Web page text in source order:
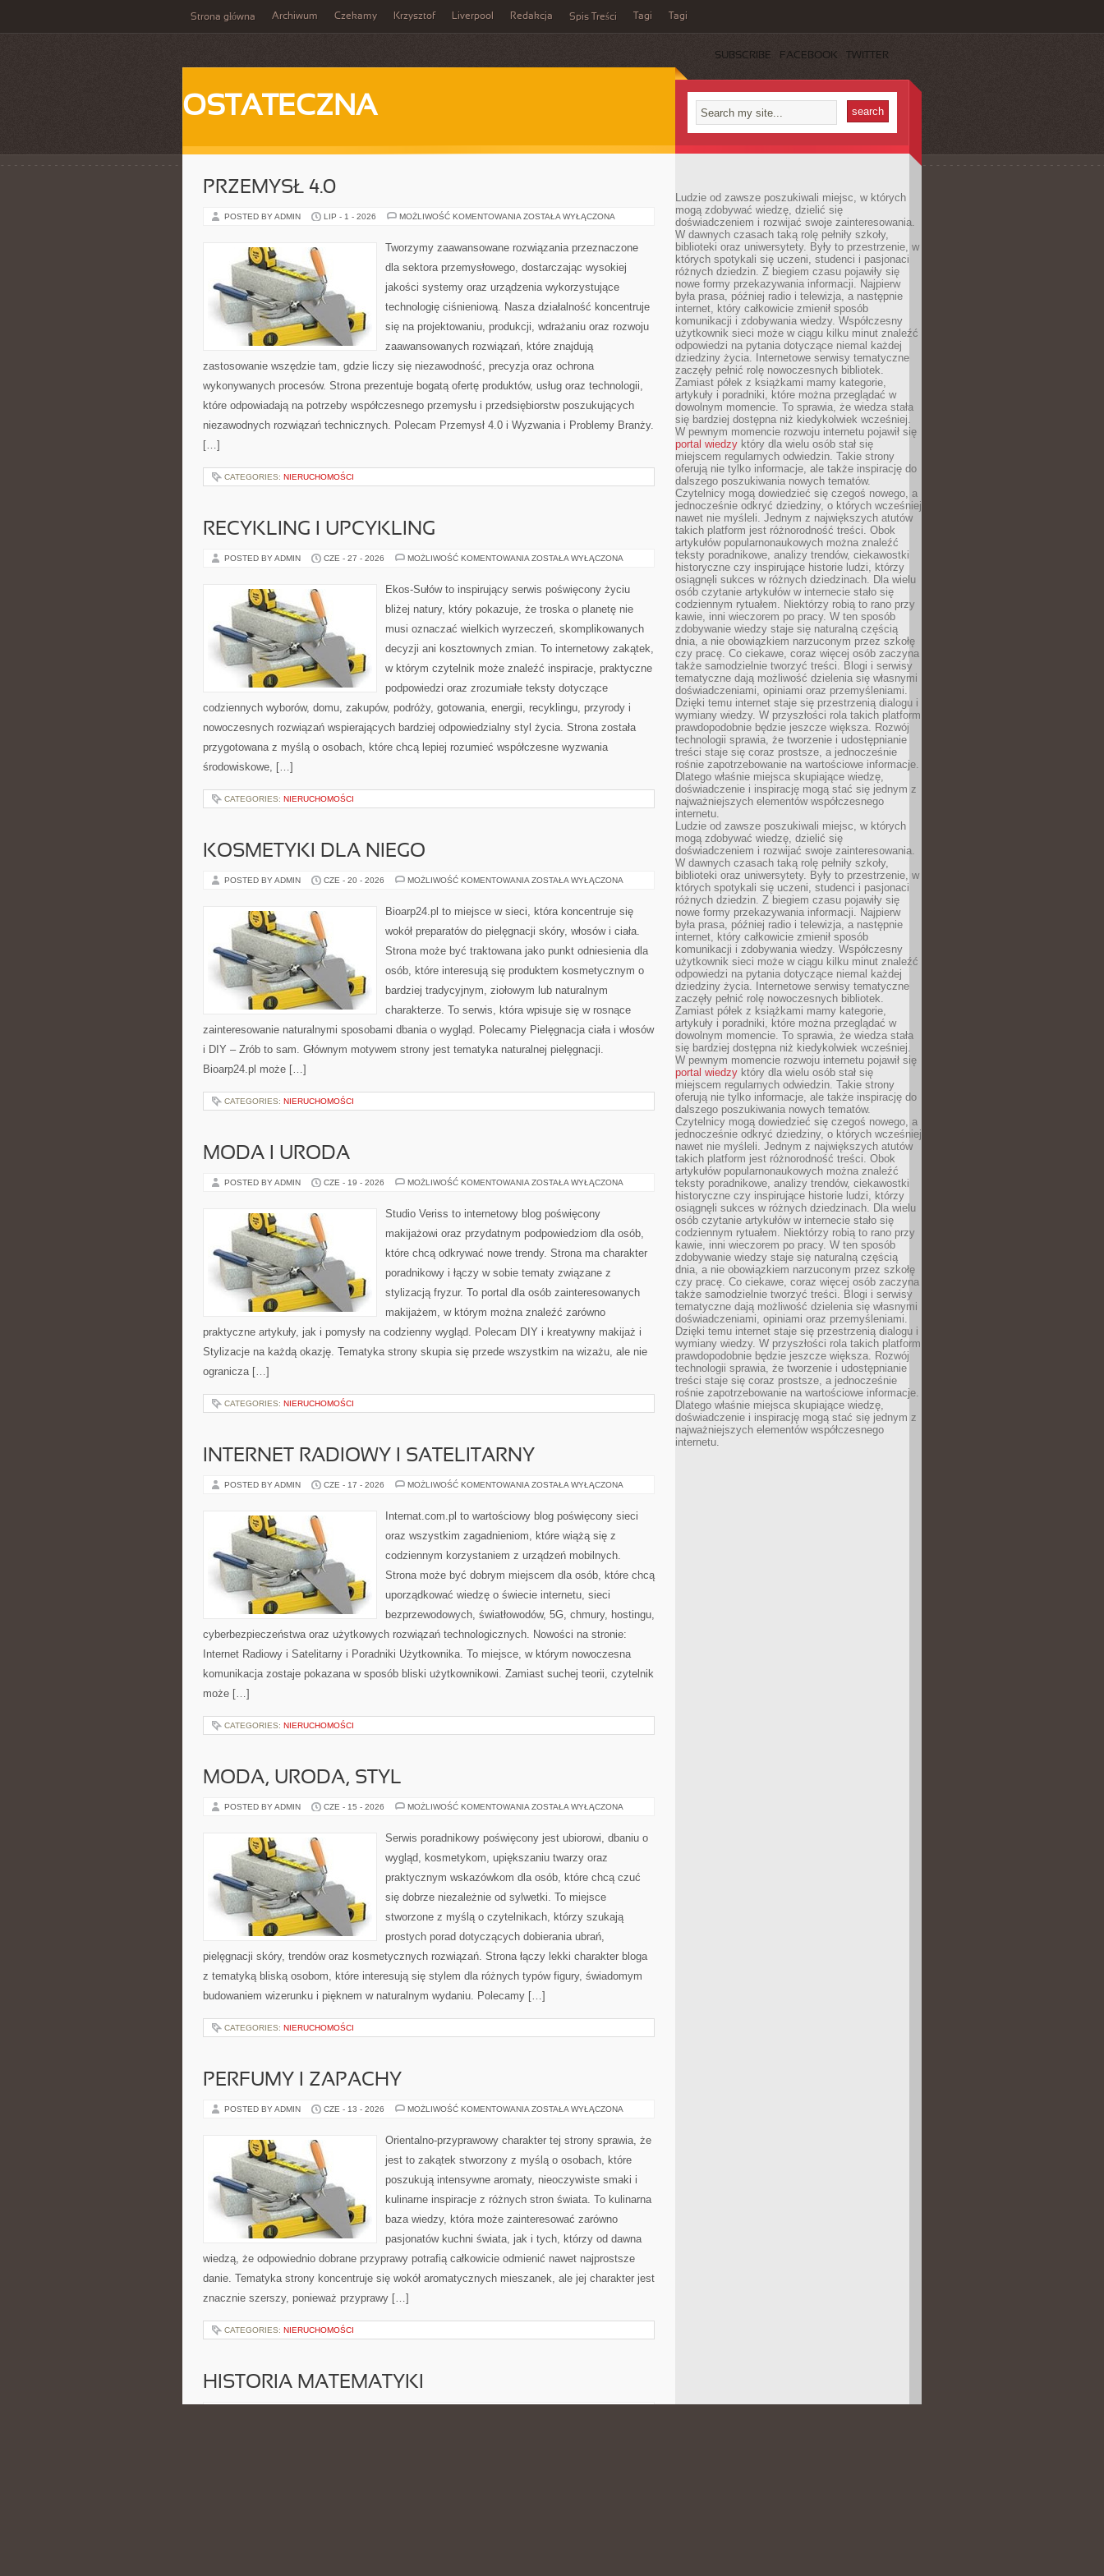
Strona główna Archiwum Czekamy Krzysztof Liverpool Redakcja Spis Treści Tagi Tagi
SUBSCRIBE FACEBOOK TWITTER
OSTATECZNA
PRZEMYSŁ 4.0
POSTED BY ADMIN LIP - 1 - 2026 MOŻLIWOŚĆ KOMENTOWANIA PRZEMYSŁ
ZOSTAŁA WYŁĄCZONA
Tworzymy zaawansowane rozwiązania przeznaczone
dla sektora przemysłowego, dostarczając wysokiej
jakości systemy oraz urządzenia wykorzystujące
technologię ciśnieniową. Nasza działalność koncentruje
się na projektowaniu, produkcji, wdrażaniu oraz rozwoju
zaawansowanych rozwiązań, które znajdują
zastosowanie wszędzie tam, gdzie liczy się niezawodność, precyzja oraz ochrona
wykonywanych procesów. Strona prezentuje bogatą ofertę produktów, usług oraz technologii,
które odpowiadają na potrzeby współczesnego przemysłu i przedsiębiorstw poszukujących
niezawodnych rozwiązań technicznych. Polecam Przemysł 4.0 i Wyzwania i Problemy Branży.
[…]
CATEGORIES: NIERUCHOMOŚCI
RECYKLING I UPCYKLING
POSTED BY ADMIN CZE - 27 - 2026 MOŻLIWOŚĆ KOMENTOWANIA RECYKLING
ZOSTAŁA WYŁĄCZONA
Ekos-Sułów to inspirujący serwis poświęcony życiu
bliżej natury, który pokazuje, że troska o planetę nie
musi oznaczać wielkich wyrzeczeń, skomplikowanych
decyzji ani kosztownych zmian. To internetowy zakątek,
w którym czytelnik może znaleźć inspiracje, praktyczne
podpowiedzi oraz zrozumiałe teksty dotyczące
codziennych wyborów, domu, zakupów, podróży, gotowania, energii, recyklingu, przyrody i
nowoczesnych rozwiązań wspierających bardziej odpowiedzialny styl życia. Strona została
przygotowana z myślą o osobach, które chcą lepiej rozumieć współczesne wyzwania
środowiskowe, […]
CATEGORIES: NIERUCHOMOŚCI
KOSMETYKI DLA NIEGO
POSTED BY ADMIN CZE - 20 - 2026 MOŻLIWOŚĆ KOMENTOWANIA KOSMETYKI
ZOSTAŁA WYŁĄCZONA
Bioarp24.pl to miejsce w sieci, która koncentruje się
wokół preparatów do pielęgnacji skóry, włosów i ciała.
Strona może być traktowana jako punkt odniesienia dla
osób, które interesują się produktem kosmetycznym o
bardziej tradycyjnym, ziołowym lub naturalnym
charakterze. To serwis, która wpisuje się w rosnące
zainteresowanie naturalnymi sposobami dbania o wygląd. Polecamy Pielęgnacja ciała i włosów
i DIY – Zrób to sam. Głównym motywem strony jest tematyka naturalnej pielęgnacji.
Bioarp24.pl może […]
CATEGORIES: NIERUCHOMOŚCI
MODA I URODA
POSTED BY ADMIN CZE - 19 - 2026 MOŻLIWOŚĆ KOMENTOWANIA MODA
ZOSTAŁA WYŁĄCZONA
Studio Veriss to internetowy blog poświęcony
makijażowi oraz przydatnym podpowiedziom dla osób,
które chcą odkrywać nowe trendy. Strona ma charakter
poradnikowy i łączy w sobie tematy związane z
stylizacją fryzur. To portal dla osób zainteresowanych
makijażem, w którym można znaleźć zarówno
praktyczne artykuły, jak i pomysły na codzienny wygląd. Polecam DIY i kreatywny makijaż i
Stylizacje na każdą okazję. Tematyka strony skupia się przede wszystkim na wizażu, ale nie
ogranicza […]
CATEGORIES: NIERUCHOMOŚCI
INTERNET RADIOWY I SATELITARNY
POSTED BY ADMIN CZE - 17 - 2026 MOŻLIWOŚĆ KOMENTOWANIA INTERNET
SATELITARNY
ZOSTAŁA WYŁĄCZONA
Internat.com.pl to wartościowy blog poświęcony sieci
oraz wszystkim zagadnieniom, które wiążą się z
codziennym korzystaniem z urządzeń mobilnych.
Strona może być dobrym miejscem dla osób, które chcą
uporządkować wiedzę o świecie internetu, sieci
bezprzewodowych, światłowodów, 5G, chmury, hostingu,
cyberbezpieczeństwa oraz użytkowych rozwiązań technologicznych. Nowości na stronie:
Internet Radiowy i Satelitarny i Poradniki Użytkownika. To miejsce, w którym nowoczesna
komunikacja zostaje pokazana w sposób bliski użytkownikowi. Zamiast suchej teorii, czytelnik
może […]
CATEGORIES: NIERUCHOMOŚCI
MODA, URODA, STYL
POSTED BY ADMIN CZE - 15 - 2026 MOŻLIWOŚĆ KOMENTOWANIA MODA,
ZOSTAŁA WYŁĄCZONA
Serwis poradnikowy poświęcony jest ubiorowi, dbaniu o
wygląd, kosmetykom, upiększaniu twarzy oraz
praktycznym wskazówkom dla osób, które chcą czuć
się dobrze niezależnie od sylwetki. To miejsce
stworzone z myślą o czytelnikach, którzy szukają
prostych porad dotyczących dobierania ubrań,
pielęgnacji skóry, trendów oraz kosmetycznych rozwiązań. Strona łączy lekki charakter bloga
z tematyką bliską osobom, które interesują się stylem dla różnych typów figury, świadomym
budowaniem wizerunku i pięknem w naturalnym wydaniu. Polecamy […]
CATEGORIES: NIERUCHOMOŚCI
PERFUMY I ZAPACHY
POSTED BY ADMIN CZE - 13 - 2026 MOŻLIWOŚĆ KOMENTOWANIA PERFUMY
ZOSTAŁA WYŁĄCZONA
Orientalno-przyprawowy charakter tej strony sprawia, że
jest to zakątek stworzony z myślą o osobach, które
poszukują intensywne aromaty, nieoczywiste smaki i
kulinarne inspiracje z różnych stron świata. To kulinarna
baza wiedzy, która może zainteresować zarówno
pasjonatów kuchni świata, jak i tych, którzy od dawna
wiedzą, że odpowiednio dobrane przyprawy potrafią całkowicie odmienić nawet najprostsze
danie. Tematyka strony koncentruje się wokół aromatycznych mieszanek, ale jej charakter jest
znacznie szerszy, ponieważ przyprawy […]
CATEGORIES: NIERUCHOMOŚCI
HISTORIA MATEMATYKI
Ludzie od zawsze poszukiwali miejsc, w których
mogą zdobywać wiedzę, dzielić się
doświadczeniem i rozwijać swoje zainteresowania.
W dawnych czasach taką rolę pełniły szkoły,
biblioteki oraz uniwersytety. Były to przestrzenie, w
których spotykali się uczeni, studenci i pasjonaci
różnych dziedzin. Z biegiem czasu pojawiły się
nowe formy przekazywania informacji. Najpierw
była prasa, później radio i telewizja, a następnie
internet, który całkowicie zmienił sposób
komunikacji i zdobywania wiedzy. Współczesny
użytkownik sieci może w ciągu kilku minut znaleźć
odpowiedzi na pytania dotyczące niemal każdej
dziedziny życia. Internetowe serwisy tematyczne
zaczęły pełnić rolę nowoczesnych bibliotek.
Zamiast półek z książkami mamy kategorie,
artykuły i poradniki, które można przeglądać w
dowolnym momencie. To sprawia, że wiedza stała
się bardziej dostępna niż kiedykolwiek wcześniej.
W pewnym momencie rozwoju internetu pojawił się
portal wiedzy który dla wielu osób stał się
miejscem regularnych odwiedzin. Takie strony
oferują nie tylko informacje, ale także inspirację do
dalszego poszukiwania nowych tematów.
Czytelnicy mogą dowiedzieć się czegoś nowego, a
jednocześnie odkryć dziedziny, o których wcześniej
nawet nie myśleli. Jednym z największych atutów
takich platform jest różnorodność treści. Obok
artykułów popularnonaukowych można znaleźć
teksty poradnikowe, analizy trendów, ciekawostki
historyczne czy inspirujące historie ludzi, którzy
osiągnęli sukces w różnych dziedzinach. Dla wielu
osób czytanie artykułów w internecie stało się
codziennym rytuałem. Niektórzy robią to rano przy
kawie, inni wieczorem po pracy. W ten sposób
zdobywanie wiedzy staje się naturalną częścią
dnia, a nie obowiązkiem narzuconym przez szkołę
czy pracę. Co ciekawe, coraz więcej osób zaczyna
także samodzielnie tworzyć treści. Blogi i serwisy
tematyczne dają możliwość dzielenia się własnymi
doświadczeniami, opiniami oraz przemyśleniami.
Dzięki temu internet staje się przestrzenią dialogu i
wymiany wiedzy. W przyszłości rola takich platform
prawdopodobnie będzie jeszcze większa. Rozwój
technologii sprawia, że tworzenie i udostępnianie
treści staje się coraz prostsze, a jednocześnie
rośnie zapotrzebowanie na wartościowe informacje.
Dlatego właśnie miejsca skupiające wiedzę,
doświadczenie i inspirację mogą stać się jednym z
najważniejszych elementów współczesnego
internetu.
Ludzie od zawsze poszukiwali miejsc, w których
mogą zdobywać wiedzę, dzielić się
doświadczeniem i rozwijać swoje zainteresowania.
W dawnych czasach taką rolę pełniły szkoły,
biblioteki oraz uniwersytety. Były to przestrzenie, w
których spotykali się uczeni, studenci i pasjonaci
różnych dziedzin. Z biegiem czasu pojawiły się
nowe formy przekazywania informacji. Najpierw
była prasa, później radio i telewizja, a następnie
internet, który całkowicie zmienił sposób
komunikacji i zdobywania wiedzy. Współczesny
użytkownik sieci może w ciągu kilku minut znaleźć
odpowiedzi na pytania dotyczące niemal każdej
dziedziny życia. Internetowe serwisy tematyczne
zaczęły pełnić rolę nowoczesnych bibliotek.
Zamiast półek z książkami mamy kategorie,
artykuły i poradniki, które można przeglądać w
dowolnym momencie. To sprawia, że wiedza stała
się bardziej dostępna niż kiedykolwiek wcześniej.
W pewnym momencie rozwoju internetu pojawił się
portal wiedzy który dla wielu osób stał się
miejscem regularnych odwiedzin. Takie strony
oferują nie tylko informacje, ale także inspirację do
dalszego poszukiwania nowych tematów.
Czytelnicy mogą dowiedzieć się czegoś nowego, a
jednocześnie odkryć dziedziny, o których wcześniej
nawet nie myśleli. Jednym z największych atutów
takich platform jest różnorodność treści. Obok
artykułów popularnonaukowych można znaleźć
teksty poradnikowe, analizy trendów, ciekawostki
historyczne czy inspirujące historie ludzi, którzy
osiągnęli sukces w różnych dziedzinach. Dla wielu
osób czytanie artykułów w internecie stało się
codziennym rytuałem. Niektórzy robią to rano przy
kawie, inni wieczorem po pracy. W ten sposób
zdobywanie wiedzy staje się naturalną częścią
dnia, a nie obowiązkiem narzuconym przez szkołę
czy pracę. Co ciekawe, coraz więcej osób zaczyna
także samodzielnie tworzyć treści. Blogi i serwisy
tematyczne dają możliwość dzielenia się własnymi
doświadczeniami, opiniami oraz przemyśleniami.
Dzięki temu internet staje się przestrzenią dialogu i
wymiany wiedzy. W przyszłości rola takich platform
prawdopodobnie będzie jeszcze większa. Rozwój
technologii sprawia, że tworzenie i udostępnianie
treści staje się coraz prostsze, a jednocześnie
rośnie zapotrzebowanie na wartościowe informacje.
Dlatego właśnie miejsca skupiające wiedzę,
doświadczenie i inspirację mogą stać się jednym z
najważniejszych elementów współczesnego
internetu.